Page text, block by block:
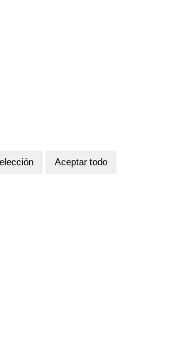
Aceptar todo